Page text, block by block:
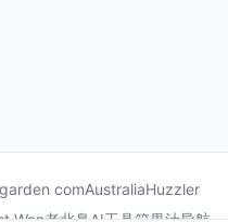
comAustraliaHuzzler